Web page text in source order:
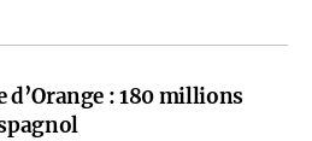
: 180 millions